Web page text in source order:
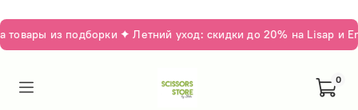
из подборки ✦ Летний уход: скидки до 20% на Lisap и
0